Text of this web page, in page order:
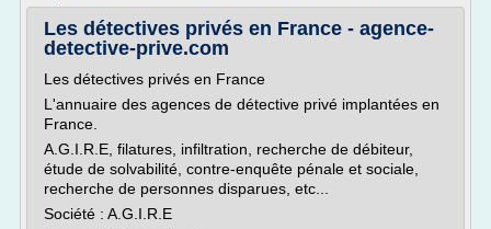
Les détectives privés en France - agence-
detective-prive.com
Les détectives privés en France
L'annuaire des agences de détective privé implantées en
France.
A.G.I.R.E, filatures, infiltration, recherche de débiteur,
étude de solvabilité, contre-enquête pénale et sociale,
recherche de personnes disparues, etc...
Société : A.G.I.R.E